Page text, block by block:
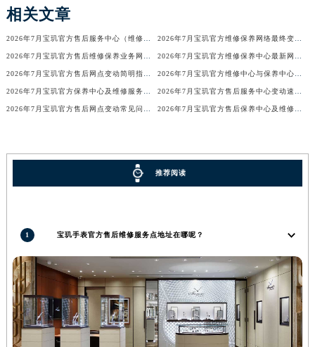
广东省梅州市梅江区金燕大道宝玑售后服务中心（需提前预约）
广东省清远市清城区湖西路宝玑售后服务中心（需提前预约）
广东省汕头市龙湖区长平路宝玑售后服务中心（需提前预约）
广东省云浮市云城区金山路宝玑售后服务中心（需提前预约）
广东省湛江市赤坎区观海北路宝玑售后服务中心（需提前预约）
广西壮族自治区崇左市江州区石景林街道友谊大道与丽川路交汇处宝玑售后服务中心（需提前预约）
广西壮族自治区防城港市港口区金花茶大道宝玑售后服务中心（需提前预约）
广西壮族自治区贵港市港北区港城街道布山大道与仙衣路交叉口宝玑售后服务中心（需提前预约）
相关文章
2026年7月宝玑官方售后服务中心（维修保养）迁址及新开补充最终通告 2026年7月宝玑官方维修保养网络最终变动明细补充版（搬迁+新设）最终确认
2026年7月宝玑官方售后维修保养业务网点变更记录公告发布 2026年7月宝玑官方维修保养中心最新网点清单补充版（含迁址新开）
2026年7月宝玑官方售后网点变动简明指引补充修订（搬迁+新增） 2026年7月宝玑官方维修中心与保养中心网点变动全知道
2026年7月宝玑官方保养中心及维修服务点变动对照补充确认终稿文件 2026年7月宝玑官方售后服务中心变动速查（迁址+新增）
2026年7月宝玑官方售后网点变动常见问题解答（迁址及新增） 2026年7月宝玑官方售后保养中心及维修点最新分布情况（搬迁新开）
推荐阅读
1 宝玑手表官方售后维修服务点地址在哪呢？